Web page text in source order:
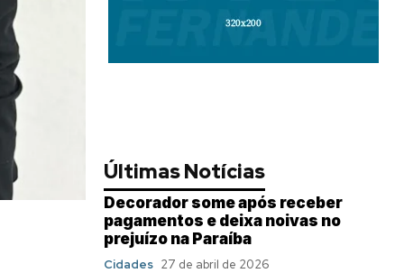
Últimas Notícias
Decorador some após receber
pagamentos e deixa noivas no
prejuízo na Paraíba
Cidades 27 de abril de 2026